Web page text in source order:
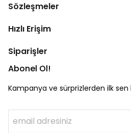
Sözleşmeler
Hızlı Erişim
Siparişler
Abonel Ol!
Kampanya ve sürprizlerden ilk